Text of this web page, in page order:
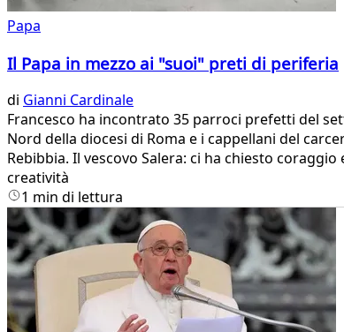
Papa
Il Papa in mezzo ai "suoi" preti di periferia
di Gianni Cardinale
Francesco ha incontrato 35 parroci prefetti del
Nord della diocesi di Roma e i cappellani del
Rebibbia. Il vescovo Salera: ci ha chiesto coraggio
creatività
1 min di lettura